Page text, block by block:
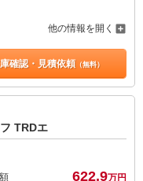
他の情報を開く
確認・見積依頼（無料）
TRDエ
622.9万円